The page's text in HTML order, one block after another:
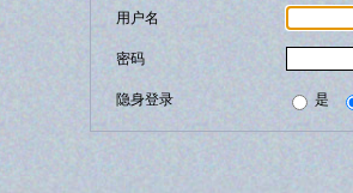
用户名
密码
隐身登录 是